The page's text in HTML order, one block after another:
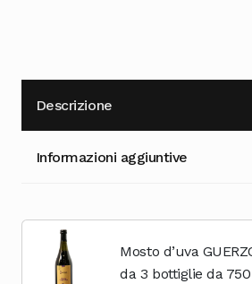
Descrizione
Informazioni aggiuntive
Mosto d’uva
da 3 bottiglie da